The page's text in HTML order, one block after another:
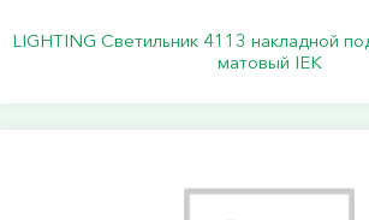
LIGHTING Светильник 4113 накладной
матовый IEK